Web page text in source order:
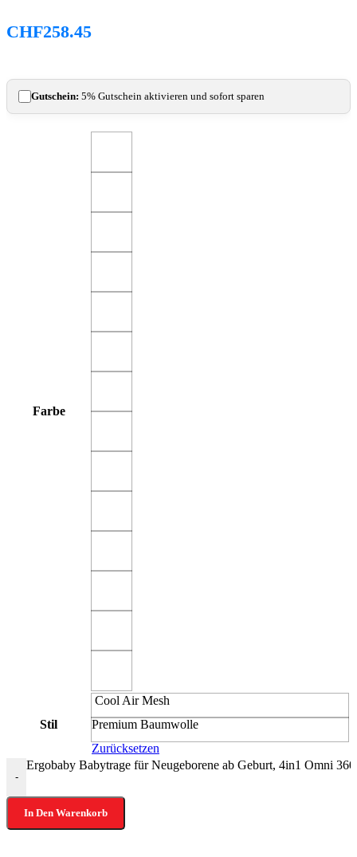
CHF258.45
Gutschein: 5% Gutschein aktivieren und sofort sparen
Farbe
Stil
‎ Cool Air Mesh
Premium Baumwolle
Zurücksetzen
-
Ergobaby Babytrage für Neugeborene ab Geburt, 4in1 Omni
In Den Warenkorb